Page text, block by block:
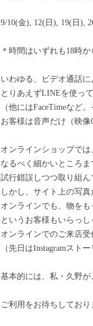
9/10(金), 12(日), 19(日),
＊時間はいずれも 18時か
いわゆる、ビデオ通話に
とりあえずLINEを使っ
（他にはFaceTimeなど。
お客様は音声だけ（映像
オンラインショップで
なるべく細かいところま
試行錯誤しつつ取り組ん
しかし、サイト上の写
オンラインでも、物をも
というお客様もいらっし
オンラインでのご来店受
（先日はInstagramスト
基本的には、私・久野が
ご利用をお待ちしており